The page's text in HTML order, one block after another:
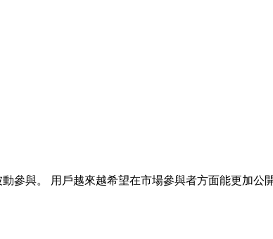
參與。 用戶越來越希望在市場參與者方面能更加